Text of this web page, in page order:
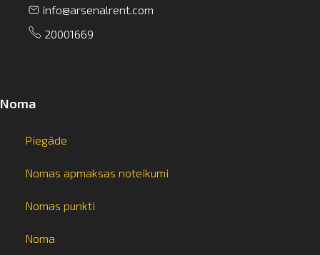
info@arsenalrent.com
20001669
Noma
Piegāde
Nomas apmaksas noteikumi
Nomas punkti
Noma